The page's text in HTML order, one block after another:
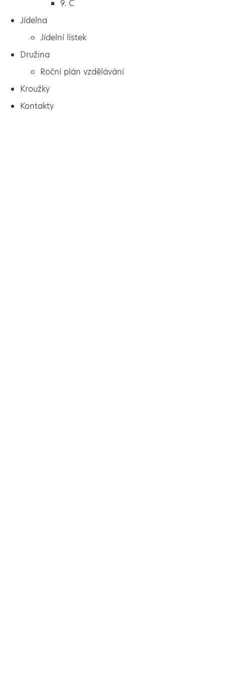
9. C
Jídelna
Jídelní lístek
Družina
Roční plán vzdělávání
Kroužky
Kontakty